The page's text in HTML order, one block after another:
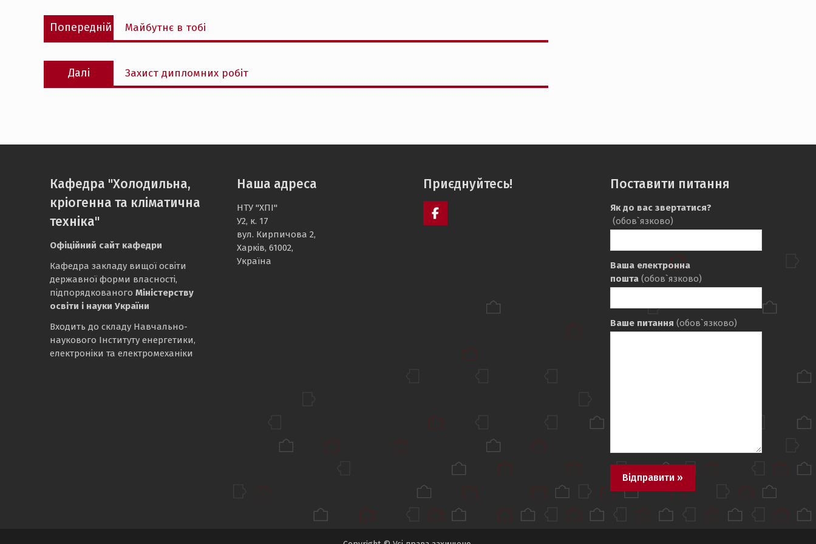
Навігація
записів
Попередній
Попередній
Майбутнє в тобі
Далі
Наступний
Захист дипломних робіт
Кафедра "Холодильна,
кріогенна та кліматична
техніка"
Офіційний сайт кафедри
Кафедра закладу вищої освіти
державної форми власності,
підпорядкованого Міністерству
освіти і науки України
Входить до складу Навчально-
наукового Інституту енергетики,
електроніки та електромеханіки
Наша адреса
НТУ "ХПІ"
У2, к. 17
вул. Кирпичова 2,
Харків, 61002,
Україна
Приєднуйтесь! Поставити питання
Як до вас звертатися?
(обов`язково)
Ваша електронна
пошта (обов`язково)
Ваше питання (обов`язково)